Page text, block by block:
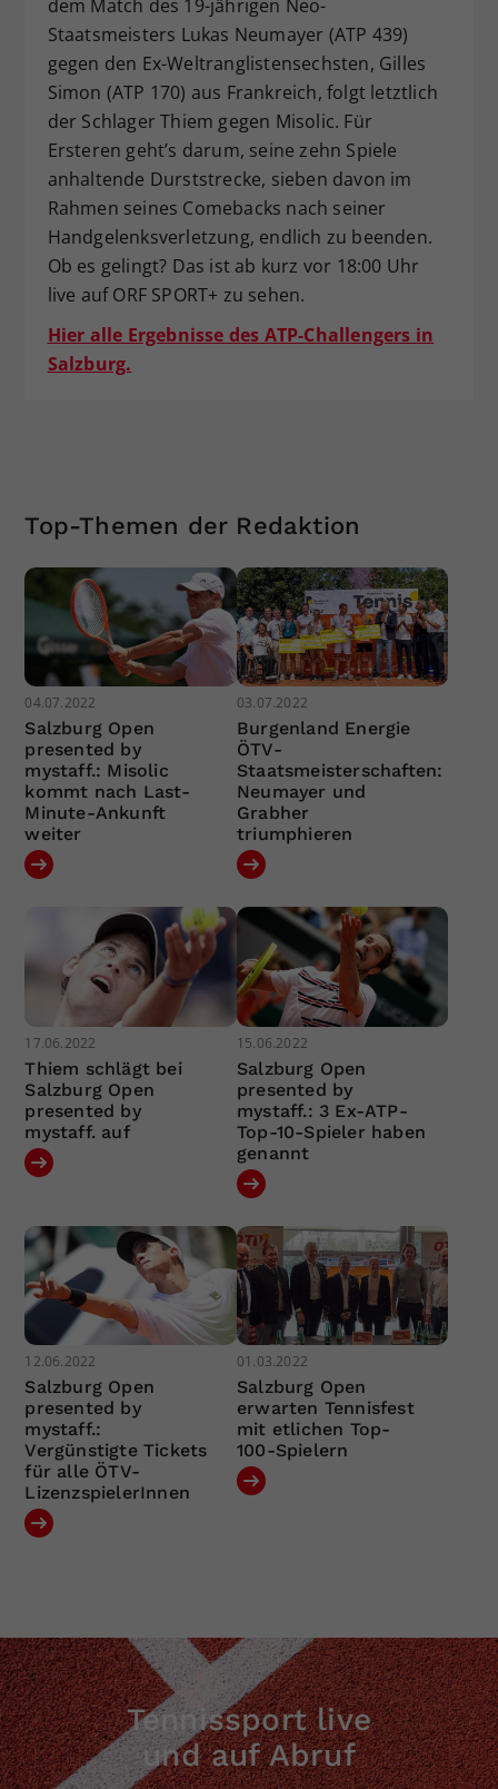
dem Match des 19-jährigen Neo-
Staatsmeisters Lukas Neumayer (ATP 439)
gegen den Ex-Weltranglistensechsten, Gilles
Simon (ATP 170) aus Frankreich, folgt letztlich
der Schlager Thiem gegen Misolic. Für
Ersteren geht’s darum, seine zehn Spiele
anhaltende Durststrecke, sieben davon im
Rahmen seines Comebacks nach seiner
Handgelenksverletzung, endlich zu beenden.
Ob es gelingt? Das ist ab kurz vor 18:00 Uhr
live auf ORF SPORT+ zu sehen.
Hier alle Ergebnisse des ATP-Challengers in
Salzburg.
Top-Themen der Redaktion
04.07.2022
Salzburg Open
presented by
mystaff.: Misolic
kommt nach Last-
Minute-Ankunft
weiter
03.07.2022
Burgenland Energie
ÖTV-
Staatsmeisterschaften:
Neumayer und
Grabher
triumphieren
17.06.2022
Thiem schlägt bei
Salzburg Open
presented by
mystaff. auf
15.06.2022
Salzburg Open
presented by
mystaff.: 3 Ex-ATP-
Top-10-Spieler haben
genannt
12.06.2022
Salzburg Open
presented by
mystaff.:
Vergünstigte Tickets
für alle ÖTV-
LizenzspielerInnen
01.03.2022
Salzburg Open
erwarten Tennisfest
mit etlichen Top-
100-Spielern
Tennissport live
und auf Abruf